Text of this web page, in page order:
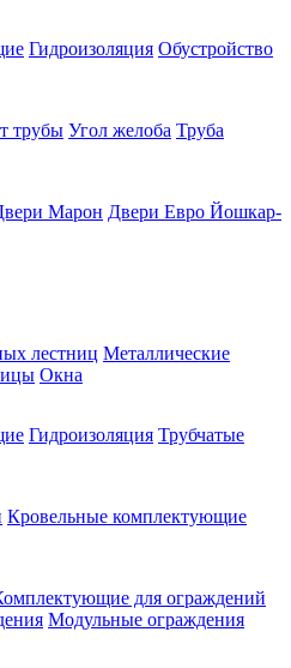
Гидроизоляция Обустройство
трубы Угол желоба Труба
Марон Двери Евро Йошкар-
лестниц Металлические
Окна
Гидроизоляция Трубчатые
Кровельные комплектующие
для ограждений
Модульные ограждения